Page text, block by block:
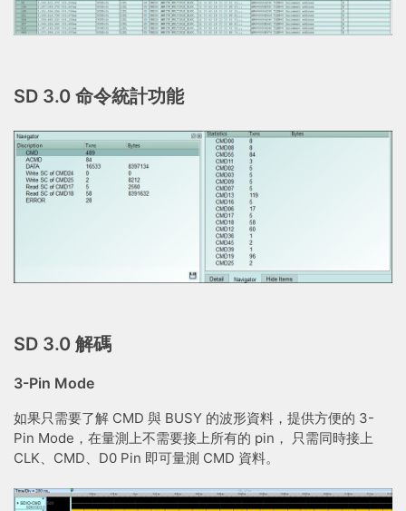
SD 3.0 命令統計功能
SD 3.0 解碼
3-Pin Mode
如果只需要了解 CMD 與 BUSY 的波形資料，提供方便的 3-
Pin Mode，在量測上不需要接上所有的 pin， 只需同時接上
CLK、CMD、D0 Pin 即可量測 CMD 資料。